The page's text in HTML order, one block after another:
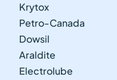
Krytox
Petro-Canada
Dowsil
Araldite
Electrolube